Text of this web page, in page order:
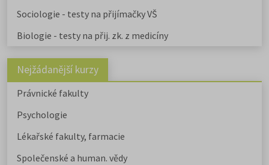
Sociologie - testy na přijímačky VŠ
Biologie - testy na přij. zk. z medicíny
Nejžádanější kurzy
Právnické fakulty
Psychologie
Lékařské fakulty, farmacie
Společenské a human. vědy